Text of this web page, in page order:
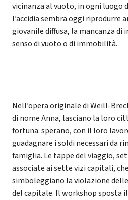
vicinanza al vuoto, in ogni luogo
l’accidia sembra oggi riprodurre
giovanile diffusa, la mancanza
senso di vuoto o di immobilità.
Nell’opera originale di Weill-
di nome Anna, lasciano la loro
fortuna: sperano, con il loro
guadagnare i soldi necessari da
famiglia. Le tappe del viaggio,
associate ai sette vizi capitali,
simboleggiano la violazione
del capitale. Il workshop sposta